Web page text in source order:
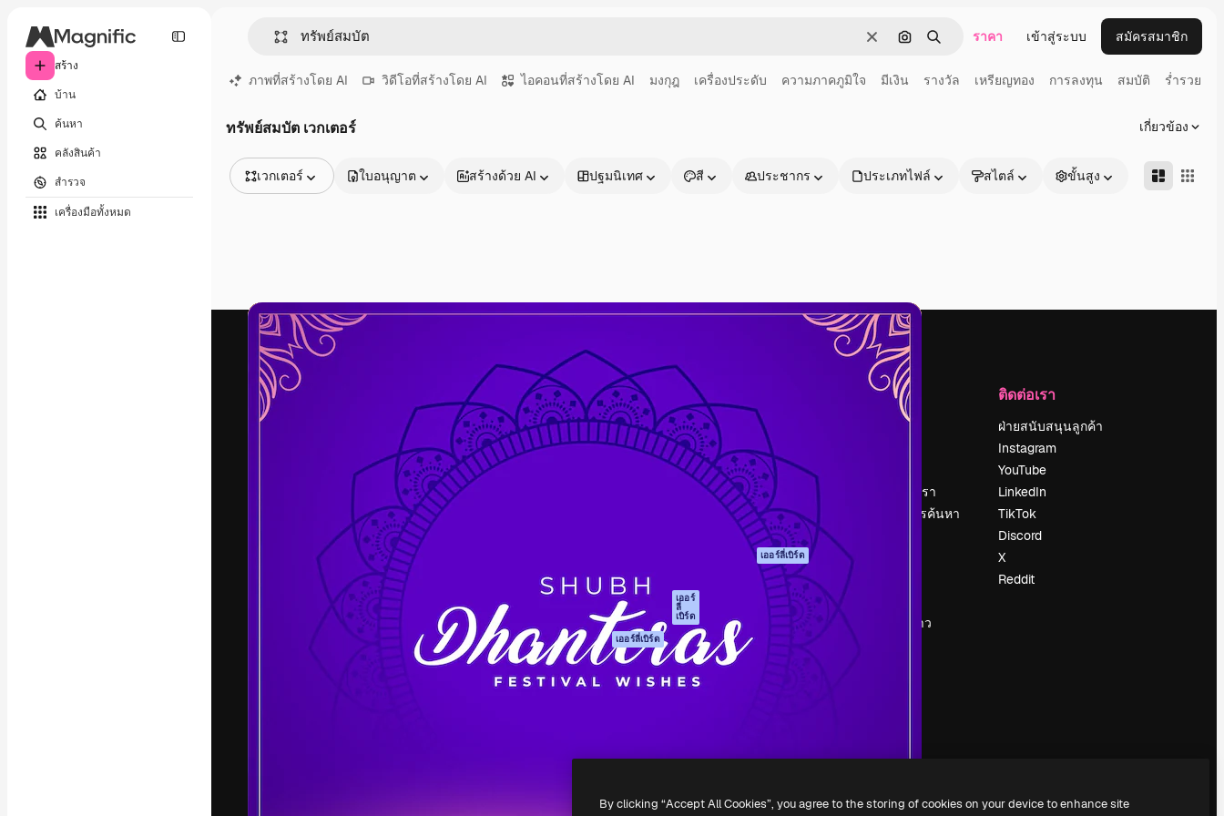
สร้าง
บ้าน
ค้นหา
คลังสินค้า
สำรวจ
เครื่องมือทั้งหมด
ชัดเจนค้นหาตามรูปภาพ
ค้นหา ราคา เข้าสู่ระบบ สมัครสมาชิก
ภาพที่สร้างโดย AI วิดีโอที่สร้างโดย AI ไอคอนที่สร้างโดย AI มงกุฎ เครื่องประดับ ความภาคภูมิใจ มีเงิน รางวัล เหรียญทอง การลงทุน สมบัติ ร่ำรวย
ทรัพย์สมบัต เวกเตอร์ เกี่ยวข้อง
เวกเตอร์
วิดีโอ
คลิปวิดีโอ
โมชั่นกราฟิก
เทมเพลตวิดีโอ
ไอคอน
แบบจำลอง 3 มิติ
แบบอักษร
ใบอนุญาต สร้างด้วย AI ปฐมนิเทศ สี ประชากร ประเภทไฟล์ สไตล์ ขั้นสูง
แพลตฟอร์มสร้างสรรค์เพื่อผลักดันผลงานที่ดี
ที่สุดของคุณ ผู้ใช้งานกว่า 1 ล้านราย
ครอบคลุมทั้งครีเอทีฟ, บริษัท, เอเจนซี และสตูดิ
ภาษาไทย
ผลิตภัณฑ์
Spaces
ผู้ช่วย AI
สต็อกเนื้อหา
MCP สำหรับ
Claude/ChatGPT
เออร์
ลี่
เบิร์ด
Agents เออร์ลี่เบิร์ด
เอพีไอ
แอปมือถือ
Academy
เอกสาร
การสนับสนุน
เงื่อนไขการใช้งาน
นโยบายความเป็น
ส่วนตัว
ต้นฉบับ เออร์ลี่เบิร์ด
นโยบายคุกกี้
ศูนย์ความน่าเชื่อถือ
พันธมิตร
ธุรกิจ
บริษัท
ร่วมงานกับเรา
แนวโน้มการค้นหา
ห้องแถลงข่าว
ติดต่อเรา
ฝ่ายสนับสนุนลูกค้า
Instagram
YouTube
LinkedIn
TikTok
Discord
X
Reddit
By clicking “Accept All Cookies”, you agree to the storing of cookies on your device to enhance site